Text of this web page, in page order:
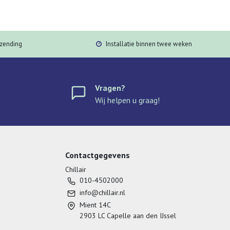
Installatie binnen twee weken
Vragen?
Wij helpen u graag!
Contactgegevens
Chillair
010-4502000
info@chillair.nl
Mient 14C
2903 LC Capelle aan den IJssel